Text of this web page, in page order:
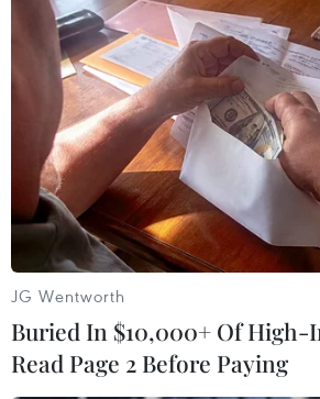
Làng hương Thủy Xuân giờ đây trở
sắc thu hút du khách ở cố đô Huế.
JG Wentworth
Buried In $10,000+ Of High-
Read Page 2 Before Paying